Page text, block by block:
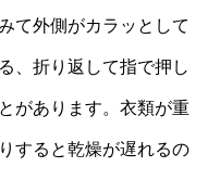
て外側がカラッとして
、折り返して指で押し
があります。衣類が重
すると乾燥が遅れるの